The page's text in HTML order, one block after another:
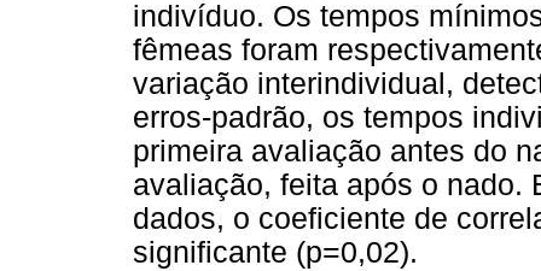
indivíduo. Os tempos
fêmeas foram
variação interindividual,
erros-padrão, os tempos
primeira avaliação antes do
avaliação, feita após o nado.
dados, o coeficiente de
significante (p=0,02).